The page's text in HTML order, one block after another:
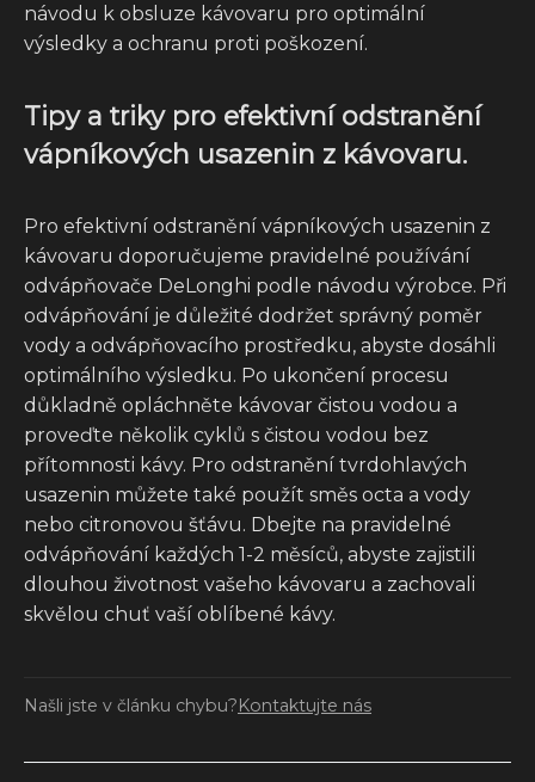
návodu k obsluze kávovaru pro optimální
výsledky a ochranu proti poškození.
Tipy a triky pro efektivní odstranění
vápníkových usazenin z kávovaru.
Pro efektivní odstranění vápníkových usazenin z
kávovaru doporučujeme pravidelné používání
odvápňovače DeLonghi podle návodu výrobce. Při
odvápňování je důležité dodržet správný poměr
vody a odvápňovacího prostředku, abyste dosáhli
optimálního výsledku. Po ukončení procesu
důkladně opláchněte kávovar čistou vodou a
proveďte několik cyklů s čistou vodou bez
přítomnosti kávy. Pro odstranění tvrdohlavých
usazenin můžete také použít směs octa a vody
nebo citronovou šťávu. Dbejte na pravidelné
odvápňování každých 1-2 měsíců, abyste zajistili
dlouhou životnost vašeho kávovaru a zachovali
skvělou chuť vaší oblíbené kávy.
Našli jste v článku chybu?Kontaktujte nás